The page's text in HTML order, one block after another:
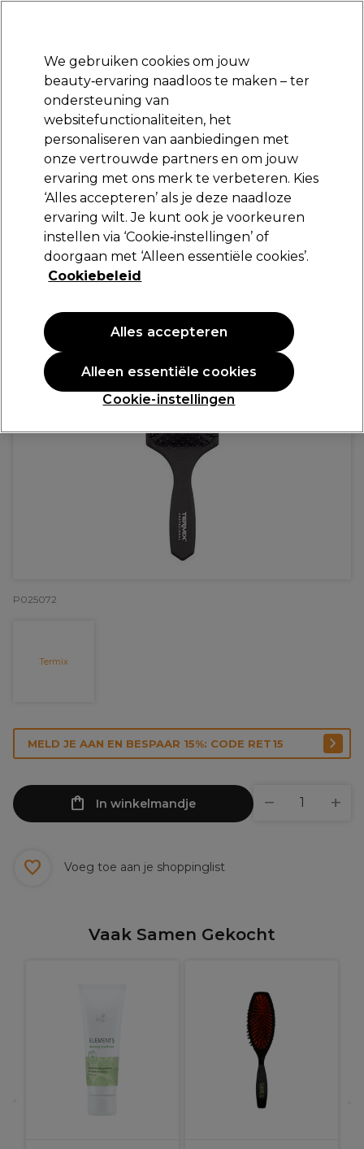
Aanmelden
Merken Deals Haar Elektra
Volgende dag geleverd*
Na verzending, maandag t/m vrijdag
Termix Paddle Borstel Zwart
9,09 €
P025072
Termix
MELD JE AAN EN BESPAAR 15%: CODE RET15
In winkelmandje
Voeg toe aan je shoppinglist
Vaak Samen Gekocht
We gebruiken cookies om jouw
beauty‑ervaring naadloos te maken – ter
ondersteuning van
websitefunctionaliteiten, het
personaliseren van aanbiedingen met
onze vertrouwde partners en om jouw
ervaring met ons merk te verbeteren. Kies
‘Alles accepteren’ als je deze naadloze
ervaring wilt. Je kunt ook je voorkeuren
instellen via ‘Cookie‑instellingen’ of
doorgaan met ‘Alleen essentiële cookies’.
Cookiebeleid
Cookie-instellingen
Alleen essentiële cookies
Alles accepteren